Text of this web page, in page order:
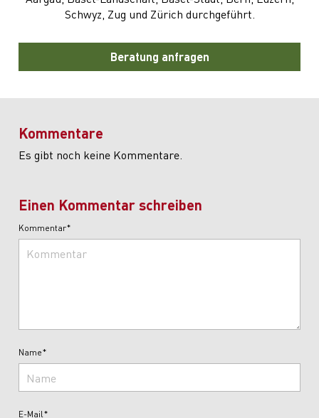
Schwyz, Zug und Zürich durchgeführt.
Beratung anfragen
Kommentare
Es gibt noch keine Kommentare.
Einen Kommentar schreiben
Kommentar*
Name*
E-Mail*